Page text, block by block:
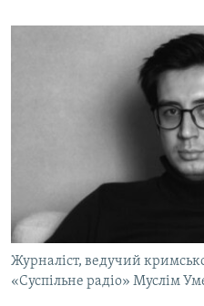
Журналіст, ведучий
«Суспільне радіо» Муслім